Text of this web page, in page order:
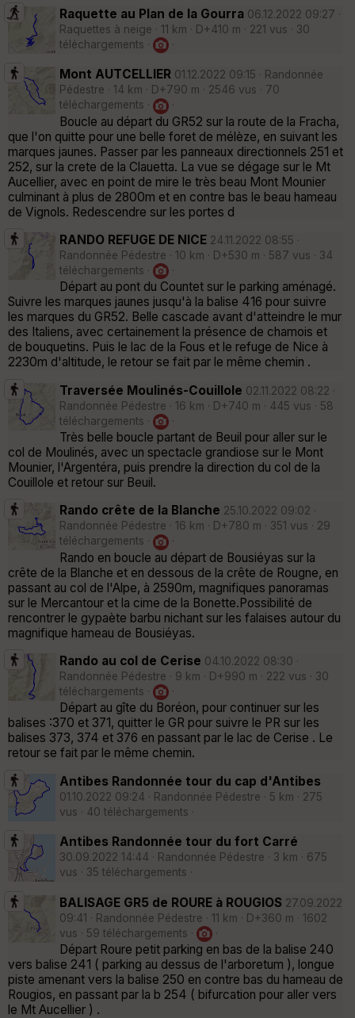
Raquette au Plan de la Gourra 06.12.2022 09:27 ·
Raquettes à neige · 11 km · D+410 m · 221 vus · 30
téléchargements ·
·
Mont AUTCELLIER 01.12.2022 09:15 · Randonnée
Pédestre · 14 km · D+790 m · 2546 vus · 70
téléchargements ·
·
Boucle au départ du GR52 sur la route de la Fracha,
que l'on quitte pour une belle foret de mélèze, en suivant les
marques jaunes. Passer par les panneaux directionnels 251 et
252, sur la crete de la Clauetta. La vue se dégage sur le Mt
Aucellier, avec en point de mire le très beau Mont Mounier
culminant à plus de 2800m et en contre bas le beau hameau
de Vignols. Redescendre sur les portes d
RANDO REFUGE DE NICE 24.11.2022 08:55 ·
Randonnée Pédestre · 10 km · D+530 m · 587 vus · 34
téléchargements ·
·
Départ au pont du Countet sur le parking aménagé.
Suivre les marques jaunes jusqu'à la balise 416 pour suivre
les marques du GR52. Belle cascade avant d'atteindre le mur
des Italiens, avec certainement la présence de chamois et
de bouquetins. Puis le lac de la Fous et le refuge de Nice à
2230m d'altitude, le retour se fait par le même chemin .
Traversée Moulinés-Couillole 02.11.2022 08:22 ·
Randonnée Pédestre · 16 km · D+740 m · 445 vus · 58
téléchargements ·
·
Très belle boucle partant de Beuil pour aller sur le
col de Moulinés, avec un spectacle grandiose sur le Mont
Mounier, l'Argentéra, puis prendre la direction du col de la
Couillole et retour sur Beuil.
Rando crête de la Blanche 25.10.2022 09:02 ·
Randonnée Pédestre · 16 km · D+780 m · 351 vus · 29
téléchargements ·
·
Rando en boucle au départ de Bousiéyas sur la
crête de la Blanche et en dessous de la crête de Rougne, en
passant au col de l'Alpe, à 2590m, magnifiques panoramas
sur le Mercantour et la cime de la Bonette.Possibilité de
rencontrer le gypaète barbu nichant sur les falaises autour du
magnifique hameau de Bousiéyas.
Rando au col de Cerise 04.10.2022 08:30 ·
Randonnée Pédestre · 9 km · D+990 m · 222 vus · 30
téléchargements ·
·
Départ au gîte du Boréon, pour continuer sur les
balises :370 et 371, quitter le GR pour suivre le PR sur les
balises 373, 374 et 376 en passant par le lac de Cerise . Le
retour se fait par le même chemin.
Antibes Randonnée tour du cap d'Antibes
01.10.2022 09:24 · Randonnée Pédestre · 5 km · 275
vus · 40 téléchargements ·
Antibes Randonnée tour du fort Carré
30.09.2022 14:44 · Randonnée Pédestre · 3 km · 675
vus · 35 téléchargements ·
BALISAGE GR5 de ROURE à ROUGIOS 27.09.2022
09:41 · Randonnée Pédestre · 11 km · D+360 m · 1602
vus · 59 téléchargements ·
·
Départ Roure petit parking en bas de la balise 240
vers balise 241 ( parking au dessus de l'arboretum ), longue
piste amenant vers la balise 250 en contre bas du hameau de
Rougios, en passant par la b 254 ( bifurcation pour aller vers
le Mt Aucellier ) .